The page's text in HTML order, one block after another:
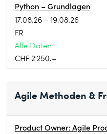
Python – Grundlagen
17.08.26 – 19.08.26
FR
Alle Daten
CHF 2'250.–
Agile Methoden &
Product Owner: Agile